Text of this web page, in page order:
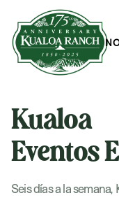
Kualoa
Eventos
Seis días a la